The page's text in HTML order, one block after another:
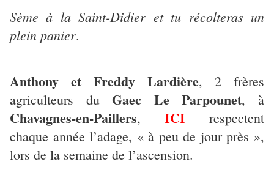
Sème à la Saint-Didier et tu récolteras un
plein panier.
Anthony et Freddy Lardière, 2 frères
agriculteurs duGaec Le Parpounet, à
Chavagnes-en-Paillers, ICI respectent
chaque année l’adage, « à peu de jour près »,
lors de la semaine de l’ascension.